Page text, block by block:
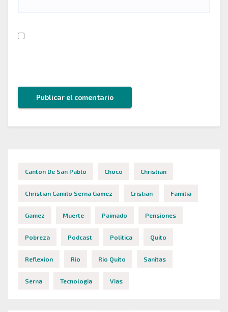
Canton De San Pablo Choco Christian
Christian Camilo Serna Gamez Cristian Familia
Gamez Muerte Paimado Pensiones
Pobreza Podcast Politica Quito
Reflexion Rio Rio Quito Sanitas
Serna Tecnologia Vias